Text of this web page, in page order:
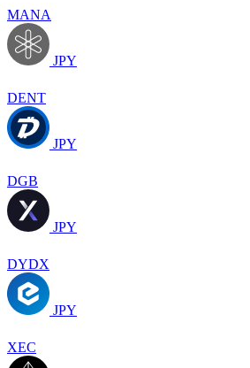
MANA
JPY
DENT
JPY
DGB
JPY
DYDX
JPY
XEC